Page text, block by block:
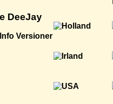
DeeJay
Info Versioner